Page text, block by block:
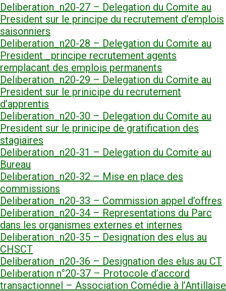
Deliberation_n20-27 – Delegation du Comite au
President sur le principe du recrutement d’emplois
saisonniers
Deliberation_n20-28 – Delegation du Comite au
President _principe recrutement agents
remplacant des emplois permanents
Deliberation_n20-29 – Delegation du Comite au
President sur le prinicipe du recrutement
d’apprentis
Deliberation_n20-30 – Delegation du Comite au
President sur le prinicipe de gratification des
stagiaires
Deliberation_n20-31 – Delegation du Comite au
Bureau
Deliberation_n20-32 – Mise en place des
commissions
Deliberation_n20-33 – Commission appel d’offres
Deliberation_n20-34 – Representations du Parc
dans les organismes externes et internes
Deliberation_n20-35 – Designation des elus au
CHSCT
Deliberation_n20-36 – Designation des elus au CT
Deliberation n°20-37 – Protocole d’accord
transactionnel – Association Comédie à l’Antillaise